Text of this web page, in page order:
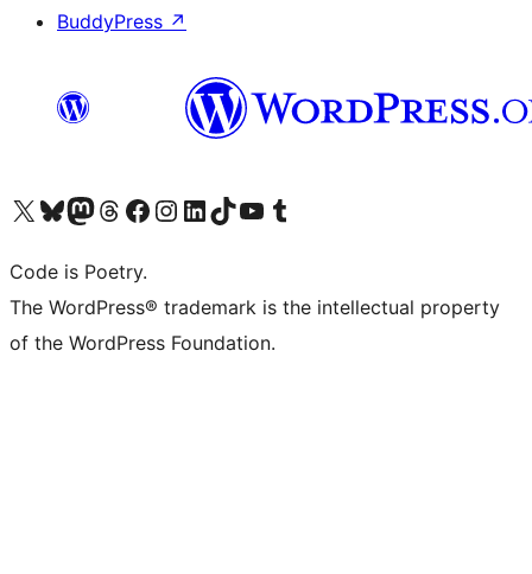
BuddyPress ↗
Visita il nostro account X (ex Twitter)
Visita il nostro account Bluesky
Visita il nostro account Mastodon
Visita il nostro account Threads
Visita la nostra pagina Facebook
Visita il nostro account Instagram
Visita il nostro account LinkedIn
Visita il nostro account TikTok
Visita il nostro canale YouTube
Visita il nostro account Tumblr
Code is Poetry.
The WordPress® trademark is the intellectual property
of the WordPress Foundation.